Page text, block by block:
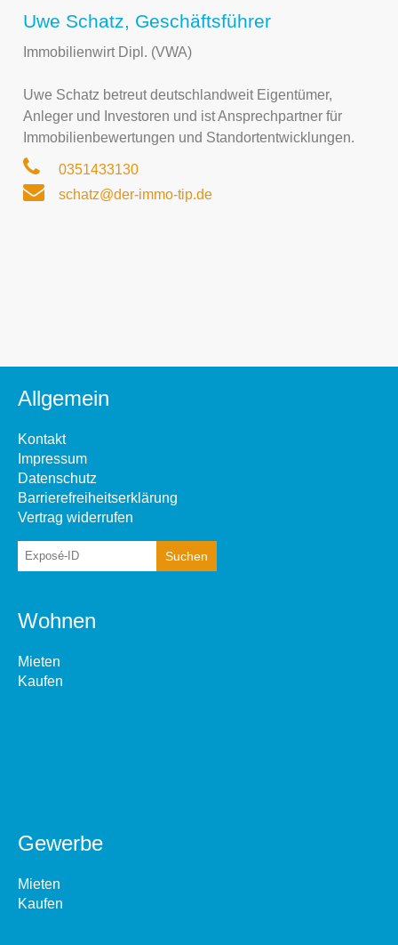
Uwe Schatz, Geschäftsführer
Immobilienwirt Dipl. (VWA)
Uwe Schatz betreut deutschlandweit Eigentümer,
Anleger und Investoren und ist Ansprechpartner für
Immobilienbewertungen und Standortentwicklungen.
0351433130
schatz@der-immo-tip.de
Allgemein
Kontakt
Impressum
Datenschutz
Barrierefreiheitserklärung
Vertrag widerrufen
Wohnen
Mieten
Kaufen
Gewerbe
Mieten
Kaufen